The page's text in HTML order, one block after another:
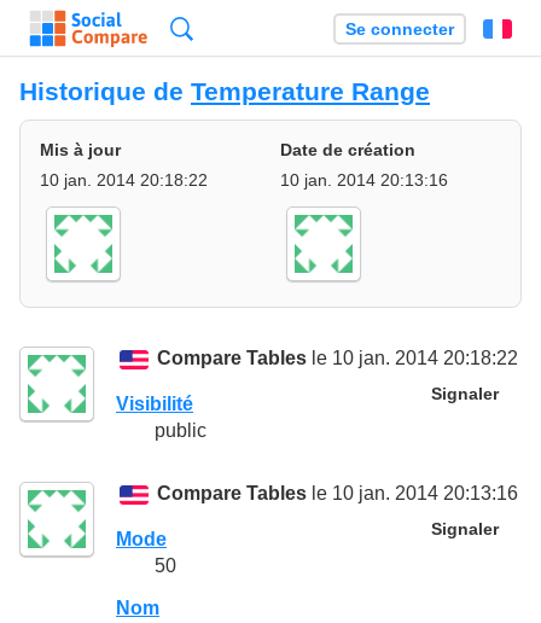
Se connecter
Historique de Temperature Range
Mis à jour
10 jan. 2014 20:18:22
Date de création
10 jan. 2014 20:13:16
Compare Tables le 10 jan. 2014 20:18:22
Signaler
Visibilité
public
Compare Tables le 10 jan. 2014 20:13:16
Signaler
Mode
50
Nom